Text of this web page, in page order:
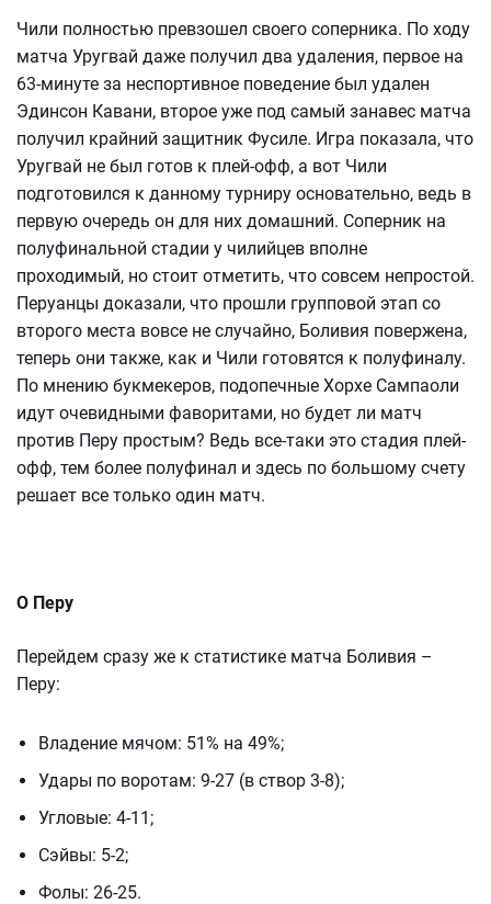
Чили полностью превзошел своего соперника. По ходу
матча Уругвай даже получил два удаления, первое на
63-минуте за неспортивное поведение был удален
Эдинсон Кавани, второе уже под самый занавес матча
получил крайний защитник Фусиле. Игра показала, что
Уругвай не был готов к плей-офф, а вот Чили
подготовился к данному турниру основательно, ведь в
первую очередь он для них домашний. Соперник на
полуфинальной стадии у чилийцев вполне
проходимый, но стоит отметить, что совсем непростой.
Перуанцы доказали, что прошли групповой этап со
второго места вовсе не случайно, Боливия повержена,
теперь они также, как и Чили готовятся к полуфиналу.
По мнению букмекеров, подопечные Хорхе Сампаоли
идут очевидными фаворитами, но будет ли матч
против Перу простым? Ведь все-таки это стадия плей-
офф, тем более полуфинал и здесь по большому счету
решает все только один матч.
О Перу
Перейдем сразу же к статистике матча Боливия –
Перу:
Владение мячом: 51% на 49%;
Удары по воротам: 9-27 (в створ 3-8);
Угловые: 4-11;
Сэйвы: 5-2;
Фолы: 26-25.